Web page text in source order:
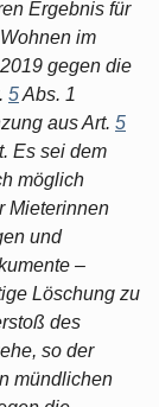
Ergebnis für
im
gegen die
5Abs. 1
aus Art. 5
Es sei dem
möglich
Mieterinnen
und
–
Löschung zu
des
so der
mündlichen